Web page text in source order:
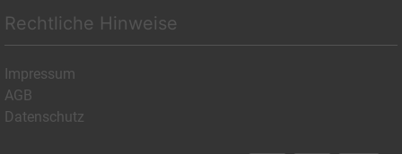
Rechtliche Hinweise
Impressum
AGB
Datenschutz